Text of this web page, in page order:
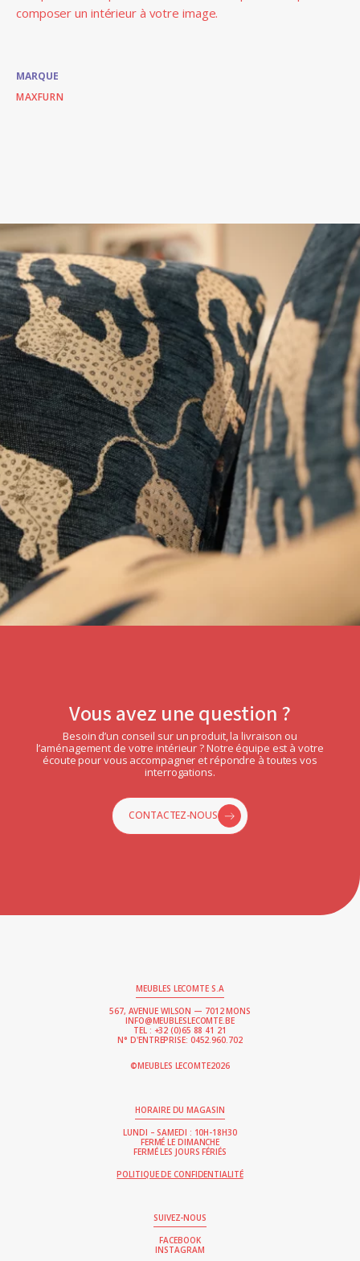
composer un intérieur à votre image.
MARQUE
MAXFURN
Vous avez une question ?
Besoin d’un conseil sur un produit, la livraison ou
l’aménagement de votre intérieur ? Notre équipe est à votre
écoute pour vous accompagner et répondre à toutes vos
interrogations.
CONTACTEZ-NOUS
MEUBLES LECOMTE S.A
567, AVENUE WILSON — 7012 MONS
INFO@MEUBLESLECOMTE.BE
TEL : +32 (0)65 88 41 21
N° D'ENTREPRISE: 0452.960.702
©MEUBLES LECOMTE2026
HORAIRE DU MAGASIN
LUNDI – SAMEDI : 10H-18H30
FERMÉ LE DIMANCHE
FERMÉ LES JOURS FÉRIÉS
POLITIQUE DE CONFIDENTIALITÉ
SUIVEZ-NOUS
FACEBOOK
INSTAGRAM